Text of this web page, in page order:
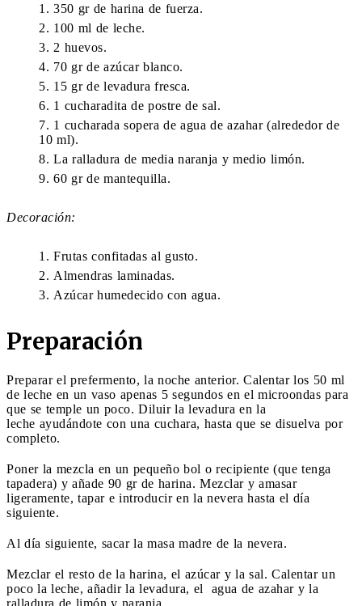
350 gr de harina de fuerza.
100 ml de leche.
2 huevos.
70 gr de azúcar blanco.
15 gr de levadura fresca.
1 cucharadita de postre de sal.
1 cucharada sopera de agua de azahar (alrededor de
10 ml).
La ralladura de media naranja y medio limón.
60 gr de mantequilla.
Decoración:
Frutas confitadas al gusto.
Almendras laminadas.
Azúcar humedecido con agua.
Preparación
Preparar el prefermento, la noche anterior. Calentar los 50 ml
de leche en un vaso apenas 5 segundos en el microondas para
que se temple un poco. Diluir la levadura en la
leche ayudándote con una cuchara, hasta que se disuelva por
completo.
Poner la mezcla en un pequeño bol o recipiente (que tenga
tapadera) y añade 90 gr de harina. Mezclar y amasar
ligeramente, tapar e introducir en la nevera hasta el día
siguiente.
Al día siguiente, sacar la masa madre de la nevera.
Mezclar el resto de la harina, el azúcar y la sal. Calentar un
poco la leche, añadir la levadura, el agua de azahar y la
ralladura de limón y naranja.